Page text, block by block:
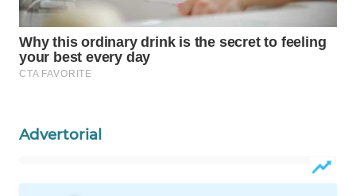
Advertorial
WAHANANEWS
ID
WAHANANEWS
WAHANANEWS